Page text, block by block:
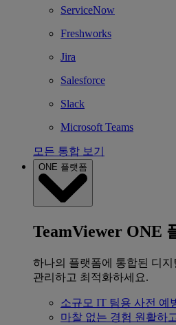
ServiceNow
Freshworks
Jira
Salesforce
Slack
Microsoft Teams
모든 통합 보기
ONE 플랫폼
TeamViewer ONE
하나의 플랫폼에 통합된 디
관리하고 최적화하세요.
소규모 IT 팀용 사전 예
마찰 없는 경험 원활하